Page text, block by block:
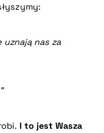
uznają nas za
I to jest Wasza